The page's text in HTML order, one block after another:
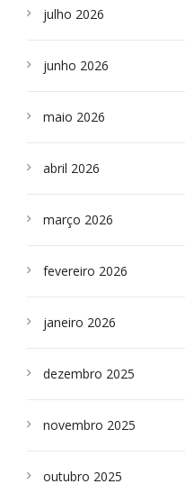
julho 2026
junho 2026
maio 2026
abril 2026
março 2026
fevereiro 2026
janeiro 2026
dezembro 2025
novembro 2025
outubro 2025